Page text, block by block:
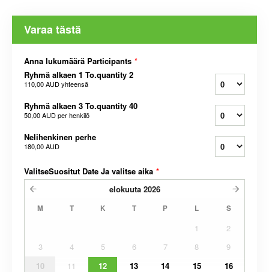
Varaa tästä
Anna lukumäärä Participants *
Ryhmä alkaen 1 To.quantity 2
110,00 AUDyhteensä
Ryhmä alkaen 3 To.quantity 40
50,00 AUDper henkilö
Nelihenkinen perhe
180,00 AUD
ValitseSuositut Date Ja valitse aika *
elokuuta 2026
M T K T P L S
1
2
3
4 5 6 7 8
9
10
11 12 13 14 15
16